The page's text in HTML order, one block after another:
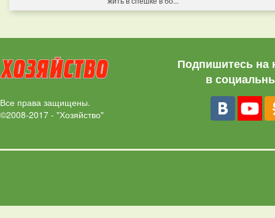
Все права защищены.
©2008-2017 - "Хозяйство"
Подпишитесь на
в